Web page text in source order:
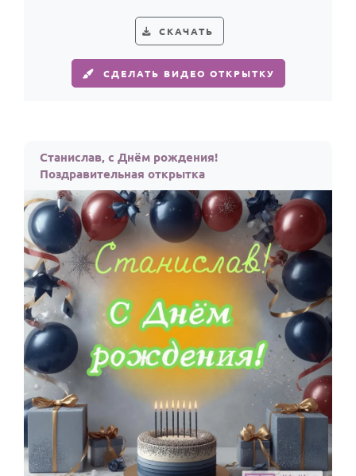
СКАЧАТЬ
СДЕЛАТЬ ВИДЕО ОТКРЫТКУ
Станислав, с Днём рождения!
Поздравительная открытка